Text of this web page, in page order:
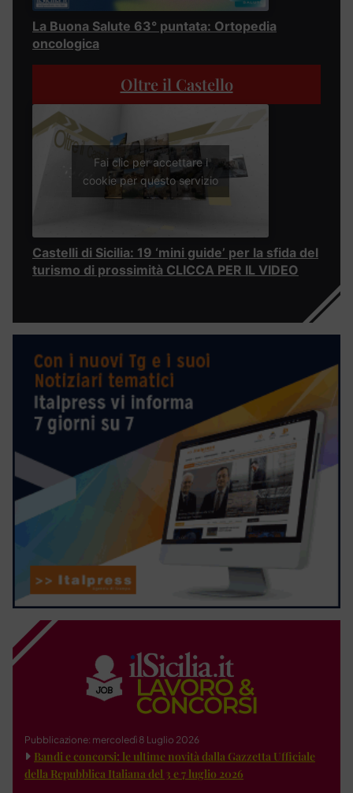
La Buona Salute 63° puntata: Ortopedia
oncologica
Oltre il Castello
Fai clic per accettare i
cookie per questo servizio
Castelli di Sicilia: 19 ‘mini guide’ per la sfida del
turismo di prossimità CLICCA PER IL VIDEO
Pubblicazione: mercoledì 8 Luglio 2026
Bandi e concorsi: le ultime novità dalla Gazzetta Ufficiale
della Repubblica Italiana del 3 e 7 luglio 2026